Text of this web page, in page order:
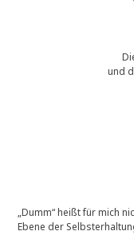
und
„Dumm“ heißt für mich
Ebene der